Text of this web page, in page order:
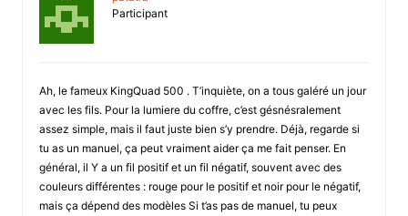
Participant
Ah, le fameux KingQuad 500 . T’inquiète, on a tous galéré un jour
avec les fils. Pour la lumiere du coffre, c’est gésnésralement
assez simple, mais il faut juste bien s’y prendre. Déjà, regarde si
tu as un manuel, ça peut vraiment aider ça me fait penser. En
général, il Y a un fil positif et un fil négatif, souvent avec des
couleurs différentes : rouge pour le positif et noir pour le négatif,
mais ça dépend des modèles Si t’as pas de manuel, tu peux